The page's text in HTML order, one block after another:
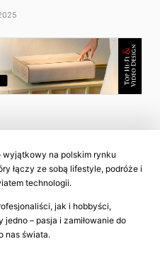
wyjątkowy na polskim rynku
łączy ze sobą lifestyle, podróże i
technologii.
jak i hobbyści,
jedno – pasja i zamiłowanie do
nas świata.